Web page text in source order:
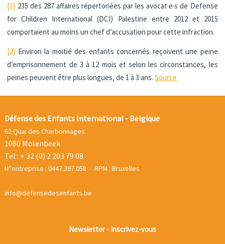
[1] 235 des 287 affaires répertoriées par les avocat·e·s de Defense
for Children International (DCI) Palestine entre 2012 et 2015
comportaient au moins un chef d’accusation pour cette infraction.
[2] Environ la moitié des enfants concernés reçoivent une peine
d’emprisonnement de 3 à 12 mois et selon les circonstances, les
peines peuvent être plus longues, de 1 à 3 ans.Source
Défense des Enfants International - Belgique
62 Quai des Charbonnages
1080 Molenbeek
Tel : + 32 (0) 2 203 79 08
N°entreprise : 0447.397.058 - RPM : Bruxelles
info@defensedesenfants.be
Newsletter - Inscrivez-vous